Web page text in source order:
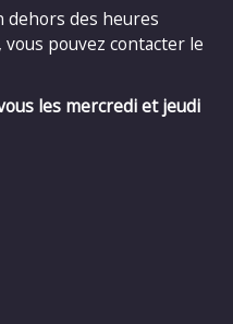
dehors des heures
pouvez contacter le
les mercredi et jeudi